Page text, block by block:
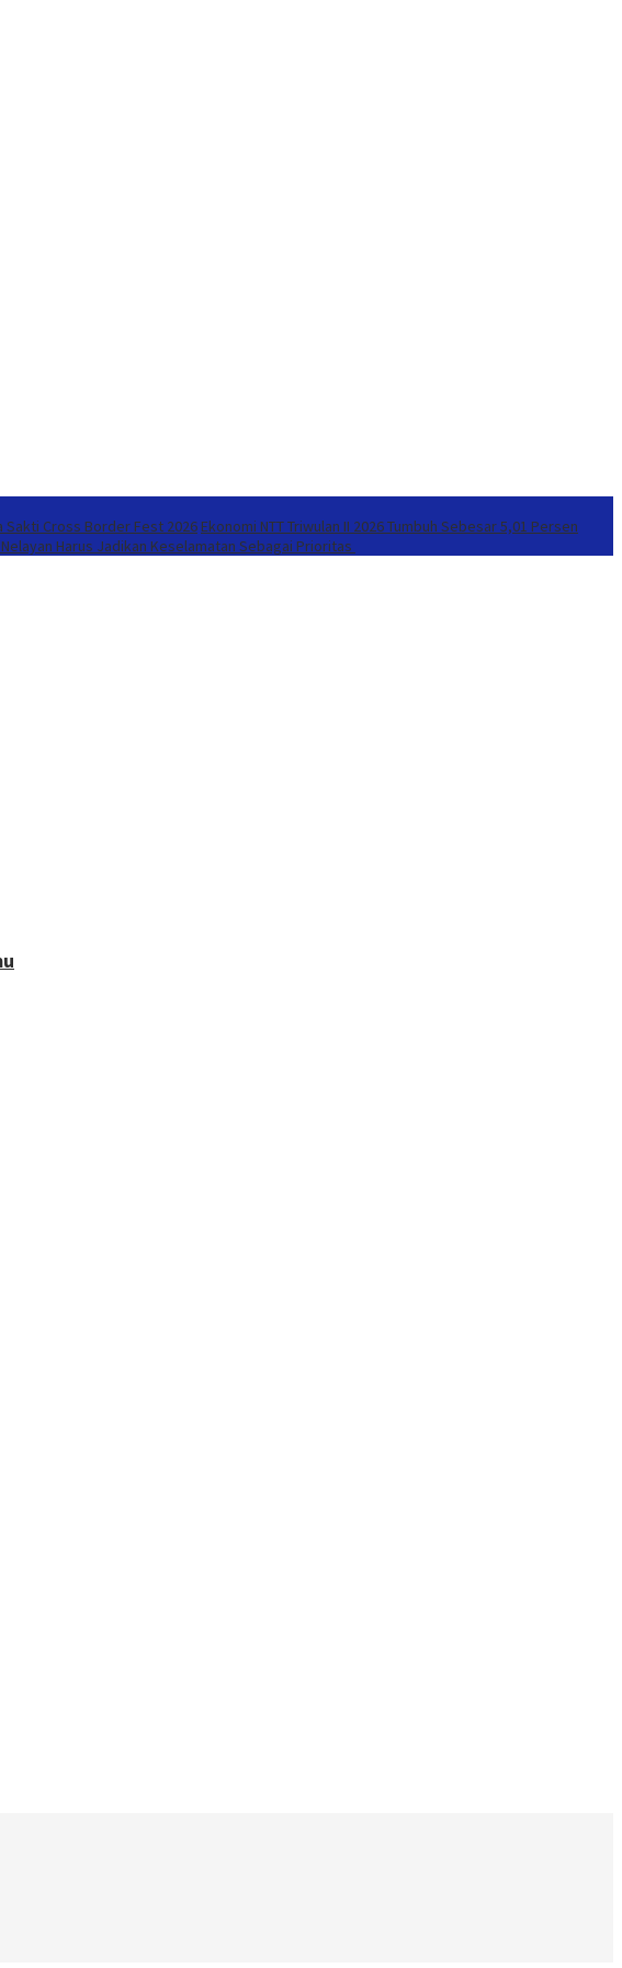
Sakti Cross Border Fest 2026 Ekonomi NTT Triwulan II 2026 Tumbuh Sebesar 5,01 Persen
Harus Jadikan Keselamatan Sebagai Prioritas